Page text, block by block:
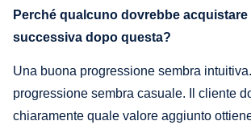
Perché qualcuno dovrebbe
successiva dopo questa?
Una buona progressione sembra
progressione sembra casuale. Il cliente
chiaramente quale valore aggiunto